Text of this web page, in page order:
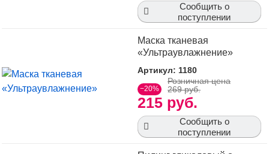
Сообщить о
поступлении
Маска тканевая
«Ультраувлажнение»
Артикул: 1180
−20%
215 руб.
Розничная цена
269 руб.
Сообщить о
поступлении